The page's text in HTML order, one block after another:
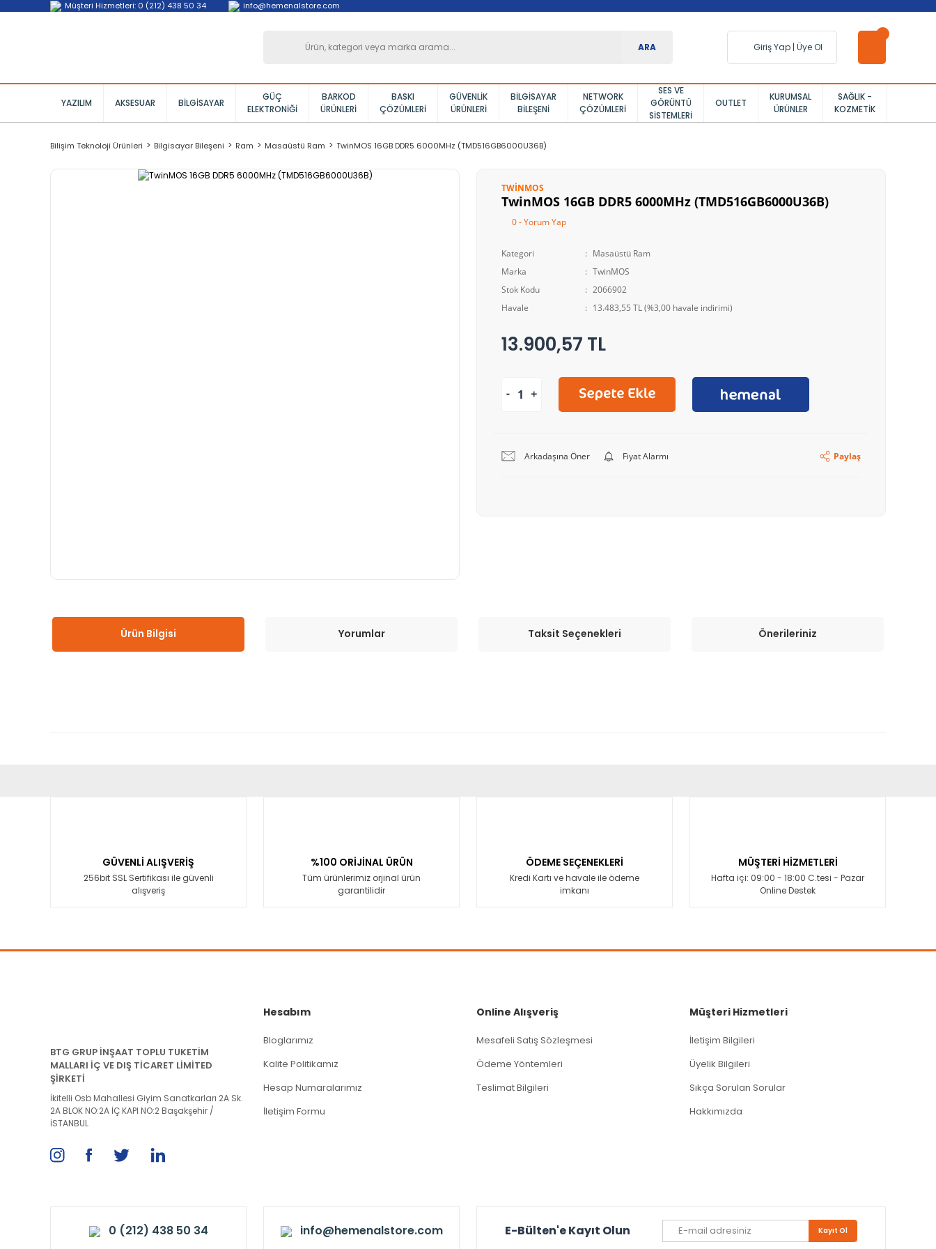
Müşteri Hizmetleri: 0 (212) 438 50 34 info@hemenalstore.com
ARA Giriş Yap | Üye Ol
YAZILIM AKSESUAR BILGISAYAR
GÜÇ
ELEKTRONIĞI
BARKOD
ÜRÜNLERI
BASKI
ÇÖZÜMLERI
GÜVENLIK
ÜRÜNLERI
BILGISAYAR
BILEŞENI
NETWORK
ÇÖZÜMLERI
SES VE
GÖRÜNTÜ
SISTEMLERI
OUTLET
KURUMSAL
ÜRÜNLER
SAĞLIK -
KOZMETIK
Bilişim Teknoloji Ürünleri Bilgisayar Bileşeni Ram Masaüstü Ram TwinMOS 16GB DDR5 6000MHz (TMD516GB6000U36B)
TWINMOS
TwinMOS 16GB DDR5 6000MHz (TMD516GB6000U36B)
0 - Yorum Yap
Kategori
Masaüstü Ram
Marka
TwinMOS
Stok Kodu
2066902
Havale
13.483,55 TL (%3,00 havale indirimi)
13.900,57 TL
Arkadaşına Öner Fiyat Alarmı Paylaş
Ürün Bilgisi Yorumlar Taksit Seçenekleri Önerileriniz
Ürün bilgilerinde hatalar bulunuyor.
Ürün fiyatı diğer sitelerden daha pahalı.
GÜVENLİ ALIŞVERİŞ
256bit SSL Sertifikası ile güvenli
alışveriş
%100 ORİJİNAL ÜRÜN
Tüm ürünlerimiz orjinal ürün
garantilidir
ÖDEME SEÇENEKLERİ
Kredi Kartı ve havale ile ödeme
imkanı
MÜŞTERİ HİZMETLERİ
Hafta içi: 09:00 - 18:00 C.tesi - Pazar
Online Destek
BTG GRUP İNŞAAT TOPLU TUKETİM
MALLARI İÇ VE DIŞ TİCARET LİMİTED
ŞİRKETİ
İkitelli Osb Mahallesi Giyim Sanatkarları 2A Sk.
2A BLOK NO:2A İÇ KAPI NO:2 Başakşehir /
İSTANBUL
Hesabım
Bloglarımız
Kalite Politikamız
Hesap Numaralarımız
İletişim Formu
Online Alışveriş
Mesafeli Satış Sözleşmesi
Ödeme Yöntemleri
Teslimat Bilgileri
Müşteri Hizmetleri
İletişim Bilgileri
Üyelik Bilgileri
Sıkça Sorulan Sorular
Hakkımızda
0 (212) 438 50 34 info@hemenalstore.com E-Bülten'e Kayıt Olun Kayıt Ol